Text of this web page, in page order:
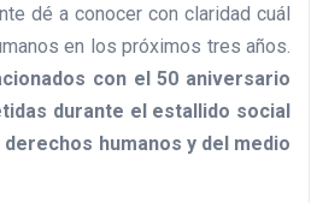
dé a conocer con claridad cuál
en los próximos tres años.
con el 50 aniversario
durante el estallido social
humanos y del medio